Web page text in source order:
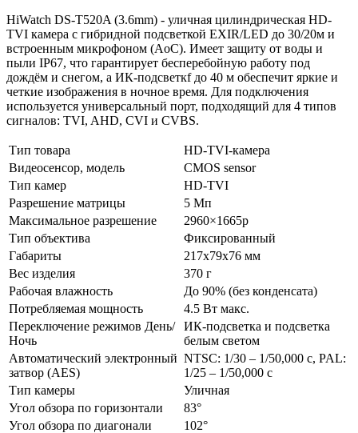
HiWatch DS-T520A (3.6mm) - уличная цилиндрическая HD-
TVI камера с гибридной подсветкой EXIR/LED до 30/20м и
встроенным микрофоном (AoC). Имеет защиту от воды и
пыли IP67, что гарантирует бесперебойную работу под
дождём и снегом, а ИК-подсветкf до 40 м обеспечит яркие и
четкие изображения в ночное время. Для подключения
используется универсальный порт, подходящий для 4 типов
сигналов: TVI, AHD, CVI и CVBS.
Тип товара
HD-TVI-камера
Видеосенсор, модель
CMOS sensor
Тип камер
HD-TVI
Разрешение матрицы
5 Мп
Максимальное разрешение
2960×1665p
Тип объектива
Фиксированный
Габариты
217x79x76 мм
Вес изделия
370 г
Рабочая влажность
До 90% (без конденсата)
Потребляемая мощность
4.5 Вт макс.
Переключение режимов День/
Ночь
ИК-подсветка и подсветка
белым светом
Автоматический электронный
затвор (AES)
NTSC: 1/30 – 1/50,000 с, PAL:
1/25 – 1/50,000 с
Тип камеры
Уличная
Угол обзора по горизонтали
83°
Угол обзора по диагонали
102°